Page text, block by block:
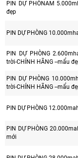
PIN DỰ PHÒNAM
đẹp
PIN DỰ PHÒNG
PIN DỰ PHÒNG
trời-CHÍNH HÃNG --mẩu
PIN DỰ PHÒNG
trời-CHÍNH HÃNG --mẩu
PIN DỰ PHÒNG
PIN DỰ PHÒNG
mới